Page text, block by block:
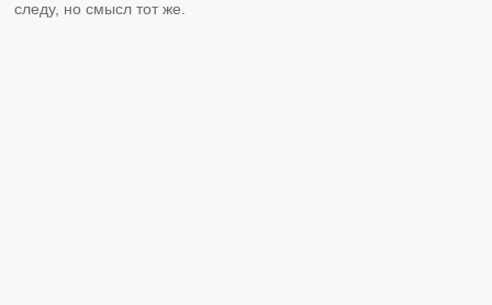
следу, но смысл тот же.